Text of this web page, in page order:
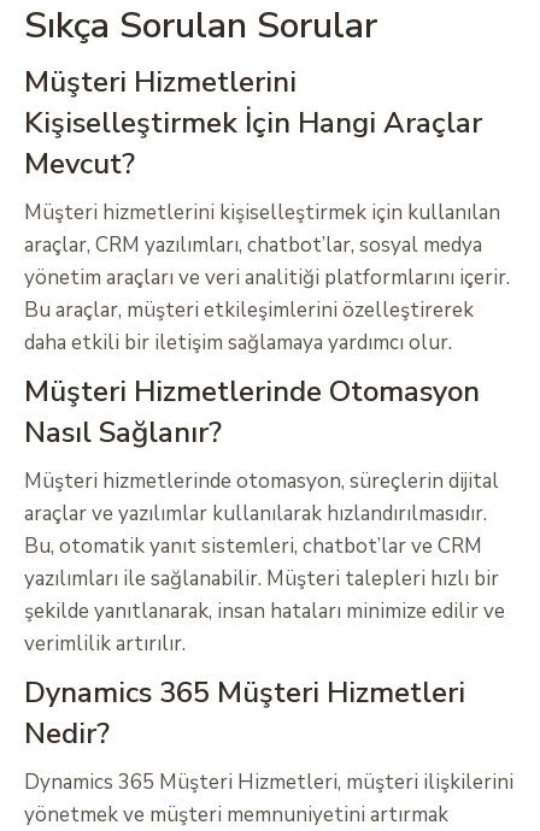
Sıkça Sorulan Sorular
Müşteri Hizmetlerini
Kişiselleştirmek İçin Hangi Araçlar
Mevcut?
Müşteri hizmetlerini kişiselleştirmek için kullanılan
araçlar, CRM yazılımları, chatbot’lar, sosyal medya
yönetim araçları ve veri analitiği platformlarını içerir.
Bu araçlar, müşteri etkileşimlerini özelleştirerek
daha etkili bir iletişim sağlamaya yardımcı olur.
Müşteri Hizmetlerinde Otomasyon
Nasıl Sağlanır?
Müşteri hizmetlerinde otomasyon, süreçlerin dijital
araçlar ve yazılımlar kullanılarak hızlandırılmasıdır.
Bu, otomatik yanıt sistemleri, chatbot’lar ve CRM
yazılımları ile sağlanabilir. Müşteri talepleri hızlı bir
şekilde yanıtlanarak, insan hataları minimize edilir ve
verimlilik artırılır.
Dynamics 365 Müşteri Hizmetleri
Nedir?
Dynamics 365 Müşteri Hizmetleri, müşteri ilişkilerini
yönetmek ve müşteri memnuniyetini artırmak